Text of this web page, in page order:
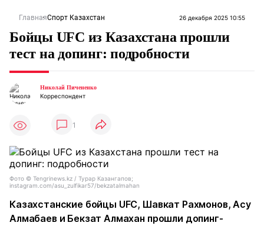
ГлавнаяСпорт Казахстан 26 декабря 2025 10:55
Бойцы UFC из Казахстана прошли
тест на допинг: подробности
Николай Пичененко
Корреспондент
1
Фото © Tengrinews.kz / Турар Казангапов;
instagram.com/asu_zulfikar57/bekzatalmahan
Казахстанские бойцы UFC, Шавкат Рахмонов, Асу
Алмабаев и Бекзат Алмахан прошли допинг-